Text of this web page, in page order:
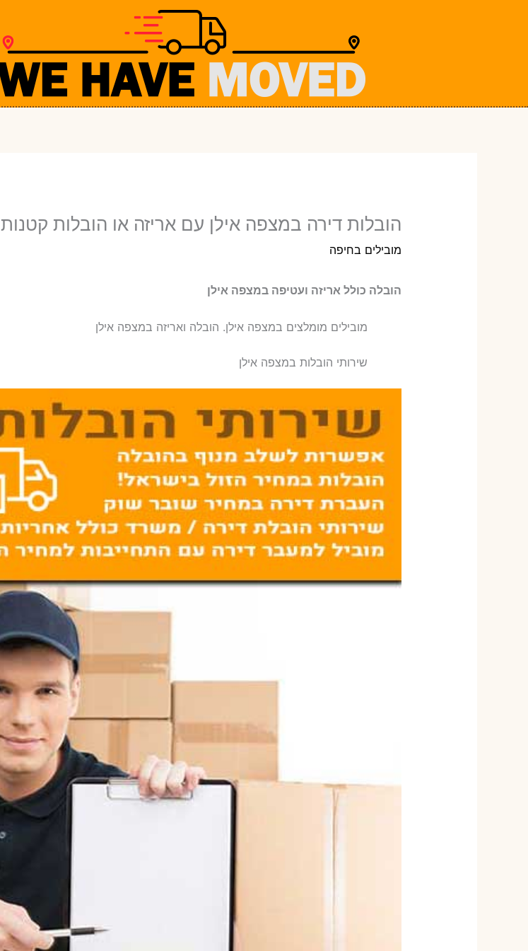
הובלות דירה במצפה אילן עם אריזה או הובלות קטנות
מובילים בחיפה
הובלה כולל אריזה ועטיפה במצפה אילן
‫מובילים מומלצים במצפה אילן. הובלה ואריזה במצפה אילן
שירותי הובלות במצפה אילן